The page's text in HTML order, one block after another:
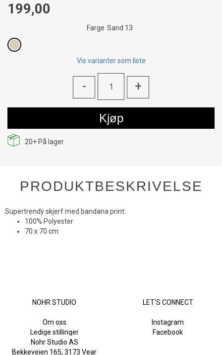
199,00
Farge Sand 13
Vis varianter som liste
- +
Kjøp
20+ På lager
PRODUKTBESKRIVELSE
Supertrendy skjerf med bandana print.
100% Polyester
70 x 70 cm
NOHR STUDIO
Om oss
Ledige stillinger
LET'S CONNECT
Instagram
Facebook
Nohr Studio AS
Bekkeveien 165, 3173 Vear